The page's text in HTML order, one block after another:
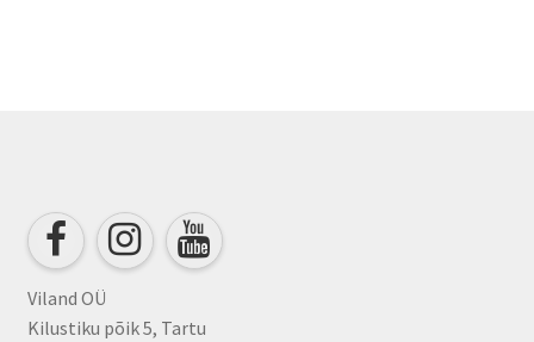
Viland OÜ
Kilustiku põik 5, Tartu